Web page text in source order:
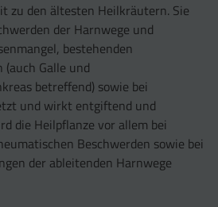
zu den ältesten Heilkräutern. Sie
der Harnwege und
bestehenden
(auch Galle und
betreffend) sowie bei
und wirkt entgiftend und
die Heilpflanze vor allem bei
Beschwerden sowie bei
der ableitenden Harnwege